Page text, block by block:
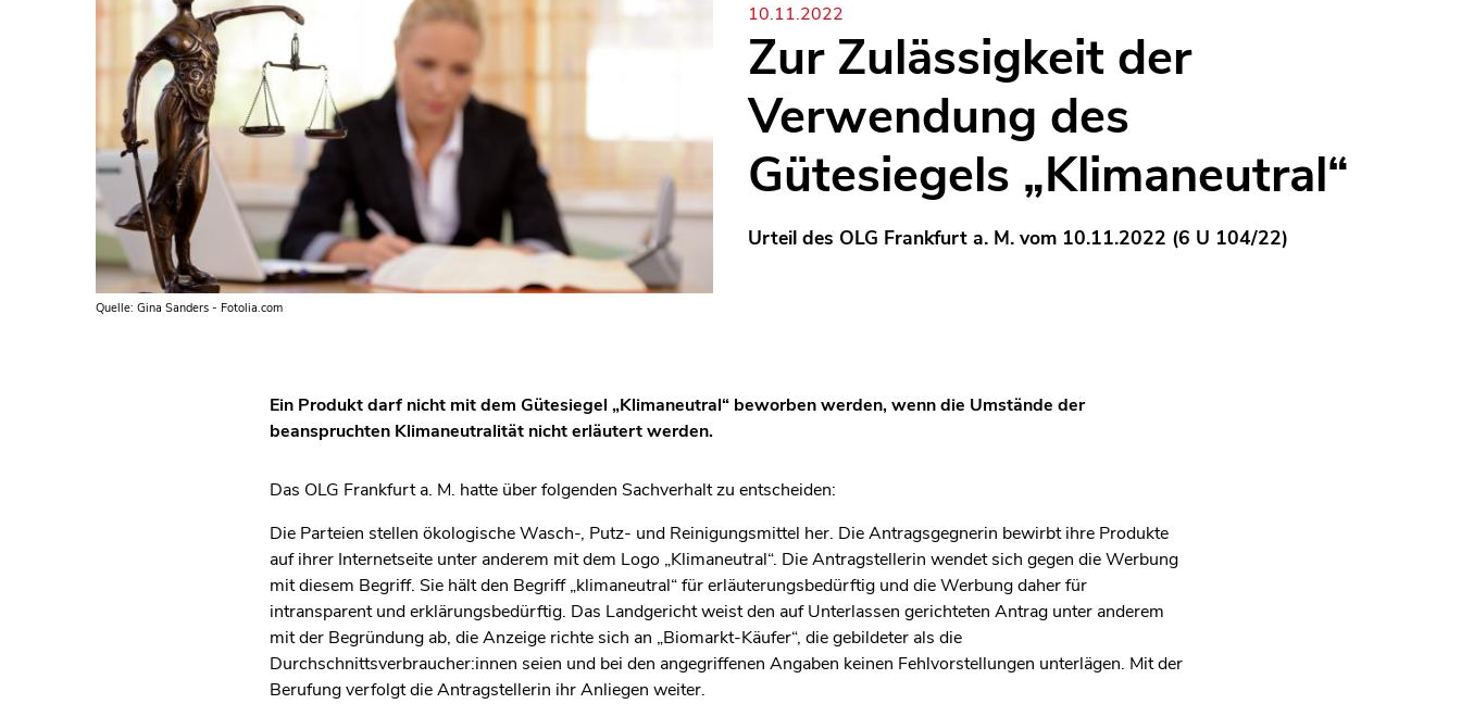
Quelle: Gina Sanders - Fotolia.com
10.11.2022
Zur Zulässigkeit der
Verwendung des
Gütesiegels „Klimaneutral“
Urteil des OLG Frankfurt a. M. vom 10.11.2022 (6 U 104/22)
Ein Produkt darf nicht mit dem Gütesiegel „Klimaneutral“ beworben werden, wenn die Umstände der
beanspruchten Klimaneutralität nicht erläutert werden.
Das OLG Frankfurt a. M. hatte über folgenden Sachverhalt zu entscheiden:
Die Parteien stellen ökologische Wasch-, Putz- und Reinigungsmittel her. Die Antragsgegnerin bewirbt ihre Produkte
auf ihrer Internetseite unter anderem mit dem Logo „Klimaneutral“. Die Antragstellerin wendet sich gegen die Werbung
mit diesem Begriff. Sie hält den Begriff „klimaneutral“ für erläuterungsbedürftig und die Werbung daher für
intransparent und erklärungsbedürftig. Das Landgericht weist den auf Unterlassen gerichteten Antrag unter anderem
mit der Begründung ab, die Anzeige richte sich an „Biomarkt-Käufer“, die gebildeter als die
Durchschnittsverbraucher:innen seien und bei den angegriffenen Angaben keinen Fehlvorstellungen unterlägen. Mit der
Berufung verfolgt die Antragstellerin ihr Anliegen weiter.